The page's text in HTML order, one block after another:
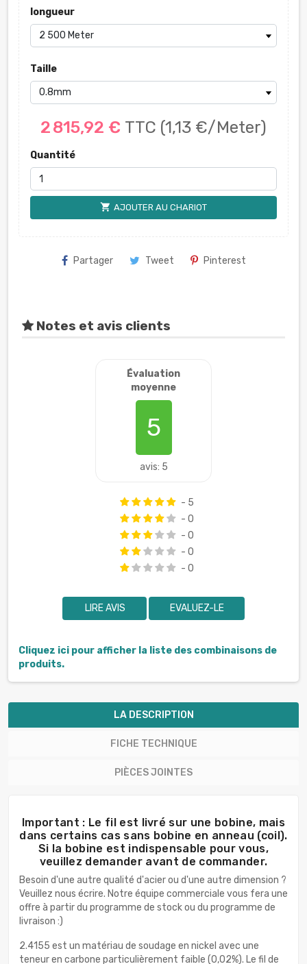
longueur
Taille
2 815,92 € TTC (1,13 €/Meter)
Quantité
shopping_cart AJOUTER AU CHARIOT
Partager Tweet Pinterest
Notes et avis clients
Évaluation
moyenne
5
avis: 5
- 5
- 0
- 0
- 0
- 0
LIRE AVIS EVALUEZ-LE
Cliquez ici pour afficher la liste des combinaisons de
produits.
LA DESCRIPTION
FICHE TECHNIQUE
PIÈCES JOINTES
Important : Le fil est livré sur une bobine, mais
dans certains cas sans bobine en anneau (coil).
Si la bobine est indispensable pour vous,
veuillez demander avant de commander.
Besoin d'une autre qualité d'acier ou d'une autre dimension ?
Veuillez nous écrire. Notre équipe commerciale vous fera une
offre à partir du programme de stock ou du programme de
livraison :)
2.4155 est un matériau de soudage en nickel avec une
teneur en carbone particulièrement faible (0,02%). Le fil de